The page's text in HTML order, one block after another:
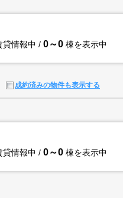
貸情報中 / 0～0 棟を表示中
成約済みの物件も表示する
貸情報中 / 0～0 棟を表示中